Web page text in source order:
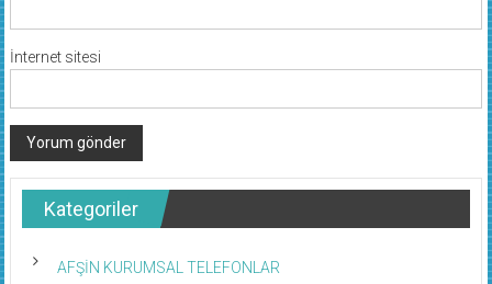
İnternet sitesi
Kategoriler
AFŞİN KURUMSAL TELEFONLAR